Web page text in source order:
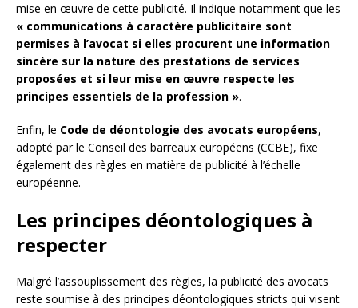
mise en œuvre de cette publicité. Il indique notamment que les
« communications à caractère publicitaire sont
permises à l’avocat si elles procurent une information
sincère sur la nature des prestations de services
proposées et si leur mise en œuvre respecte les
principes essentiels de la profession ».
Enfin, le Code de déontologie des avocats européens,
adopté par le Conseil des barreaux européens (CCBE), fixe
également des règles en matière de publicité à l’échelle
européenne.
Les principes déontologiques à
respecter
Malgré l’assouplissement des règles, la publicité des avocats
reste soumise à des principes déontologiques stricts qui visent